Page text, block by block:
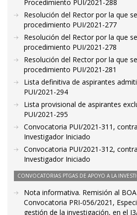
Procedimiento PUI/2021-288
Resolución del Rector por la que
procedimiento PUI/2021-277
Resolución del Rector por la que
procedimiento PUI/2021-278
Resolución del Rector por la que
procedimiento PUI/2021-281
Lista definitiva de aspirantes
PUI/2021-294
Lista provisional de aspirantes
PUI/2021-295
Convocatoria PUI/2021-311,
Investigador Iniciado
Convocatoria PUI/2021-312,
Investigador Iniciado
CONVOCATORIAS PTGAS DE APOYO A LA
Nota informativa. Remisión al BOA
Convocatoria PRI-056/2021,
gestión de la investigación, en el